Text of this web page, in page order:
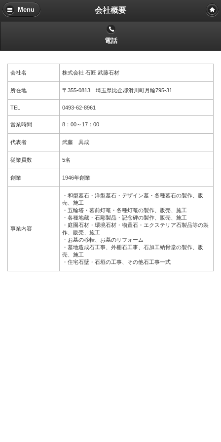
Menu 会社概要
電話
会社名 株式会社 石匠 武藤石材
所在地 〒355-0813 埼玉県比企郡滑川町月輪795-31
TEL 0493-62-8961
営業時間 8：00～17：00
代表者 武藤 具成
従業員数 5名
創業 1946年創業
事業内容
・和型墓石・洋型墓石・デザイン墓・各種墓石の製作、販
売、施工
・五輪塔・墓前灯篭・各種灯篭の製作、販売、施工
・各種地蔵・石彫製品・記念碑の製作、販売、施工
・庭園石材・環境石材・物置石・エクステリア石製品等の製
作、販売、施工
・お墓の移転、お墓のリフォーム
・墓地造成石工事、外柵石工事、石加工納骨堂の製作、販
売、施工
・住宅石壁・石垣の工事、その他石工事一式